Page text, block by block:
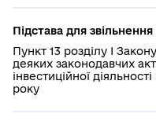
Підстава для
Пункт 13 розділу І
деяких законодавчих
інвестиційної
року